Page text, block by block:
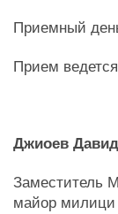
Приемный
Прием
Джиоев
Заместитель
майор милици